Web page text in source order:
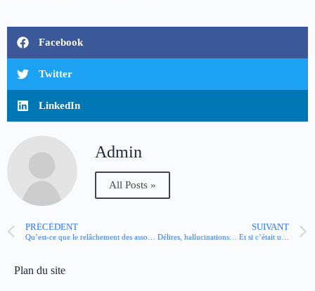
Facebook
Twitter
LinkedIn
Admin
All Posts »
PRÉCÉDENT SUIVANT
Plan du site